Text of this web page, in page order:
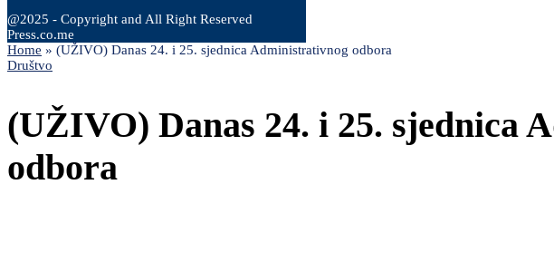
@2025 - Copyright and All Right Reserved
Press.co.me
Home » (UŽIVO) Danas 24. i 25. sjednica Administrativnog odbora
Društvo
(UŽIVO) Danas 24. i 25. sjednica
odbora